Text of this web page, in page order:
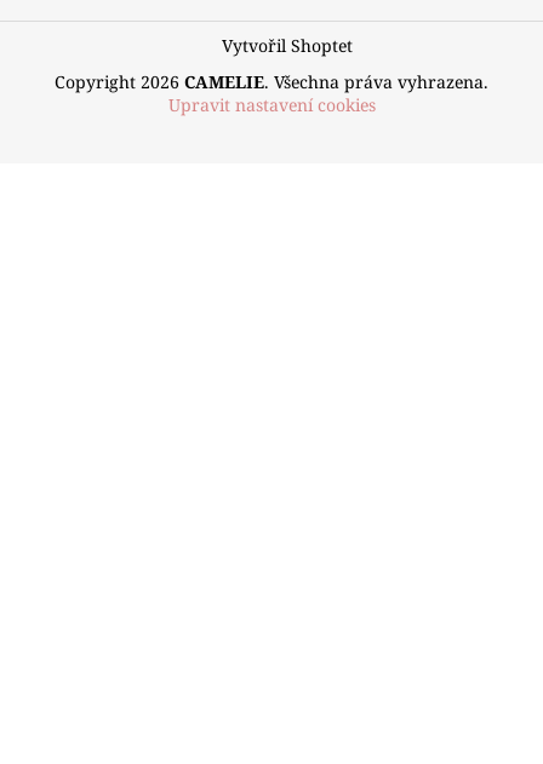
Vytvořil Shoptet
Copyright 2026 CAMELIE. Všechna práva vyhrazena.
Upravit nastavení cookies